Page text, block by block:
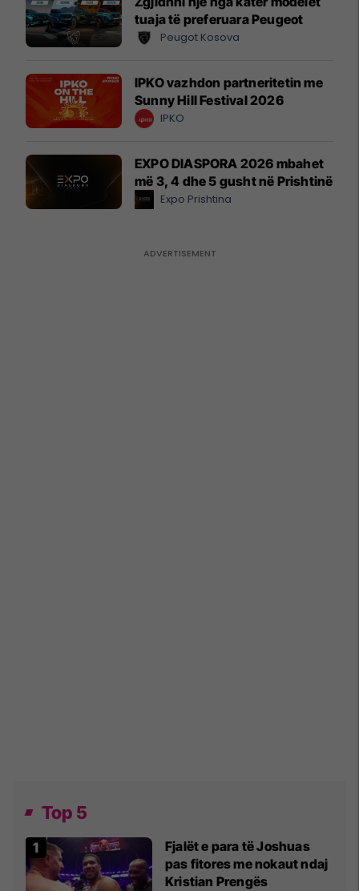
tuaja të preferuara Peugeot
Peugot Kosova
IPKO vazhdon partneritetin me
Sunny Hill Festival 2026
IPKO
EXPO DIASPORA 2026 mbahet
më 3, 4 dhe 5 gusht në Prishtinë
Expo Prishtina
Top 5
Fjalët e para të Joshuas
pas fitores me nokaut ndaj
Kristian Prengës